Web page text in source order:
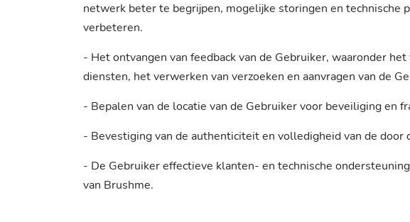
netwerk beter te begrijpen, mogelijke storingen en
verbeteren.
- Het ontvangen van feedback van de Gebruiker, waaronder
diensten, het verwerken van verzoeken en aanvragen van de
- Bepalen van de locatie van de Gebruiker voor beveiliging en
- Bevestiging van de authenticiteit en volledigheid van de
- De Gebruiker effectieve klanten- en technische
van Brushme.